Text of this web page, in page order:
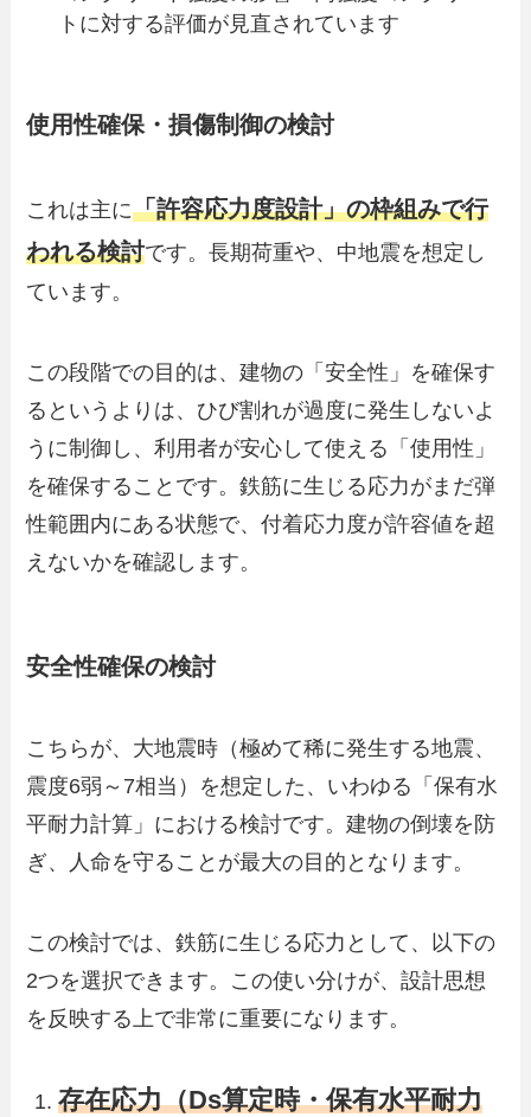
トに対する評価が見直されています
使用性確保・損傷制御の検討
これは主に「許容応力度設計」の枠組みで行
われる検討です。長期荷重や、中地震を想定し
ています。
この段階での目的は、建物の「安全性」を確保す
るというよりは、ひび割れが過度に発生しないよ
うに制御し、利用者が安心して使える「使用性」
を確保することです。鉄筋に生じる応力がまだ弾
性範囲内にある状態で、付着応力度が許容値を超
えないかを確認します。
安全性確保の検討
こちらが、大地震時（極めて稀に発生する地震、
震度6弱～7相当）を想定した、いわゆる「保有水
平耐力計算」における検討です。建物の倒壊を防
ぎ、人命を守ることが最大の目的となります。
この検討では、鉄筋に生じる応力として、以下の
2つを選択できます。この使い分けが、設計思想
を反映する上で非常に重要になります。
存在応力（Ds算定時・保有水平耐力